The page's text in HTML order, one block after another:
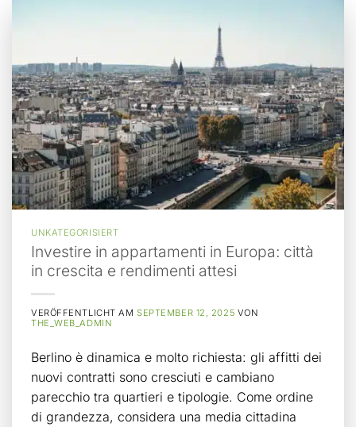
UNKATEGORISIERT
Investire in appartamenti in Europa: città
in crescita e rendimenti attesi
VERÖFFENTLICHT AMSEPTEMBER 12, 2025 VON
THE_WEB_ADMIN
Berlino è dinamica e molto richiesta: gli affitti dei
nuovi contratti sono cresciuti e cambiano
parecchio tra quartieri e tipologie. Come ordine
di grandezza, considera una media cittadina